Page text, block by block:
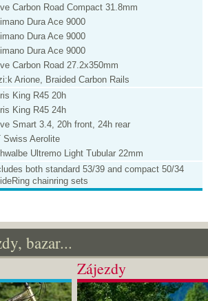
Carbon Road Compact 31.8mm
Dura Ace 9000
Dura Ace 9000
Dura Ace 9000
Carbon Road 27.2x350mm
Arione, Braided Carbon Rails
King R45 20h
King R45 24h
Smart 3.4, 20h front, 24h rear
Swiss Aerolite
Ultremo Light Tubular 22mm
both standard 53/39 and compact 50/34
chainring sets
bazar...
Zájezdy